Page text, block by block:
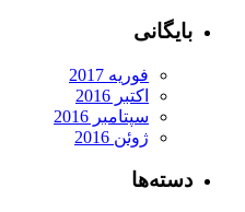
بایگانی
فوریه 2017
اکتبر 2016
سپتامبر 2016
ژوئن 2016
دسته‌ها